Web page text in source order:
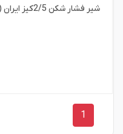
شیر فشار شکن 2/5کیز ایران ("3/4)
1